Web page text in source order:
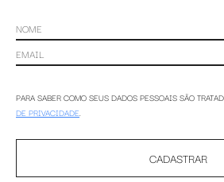
PARA SABER COMO SEUS DADOS PESSOAIS SÃO
DE PRIVACIDADE.
CADASTRAR